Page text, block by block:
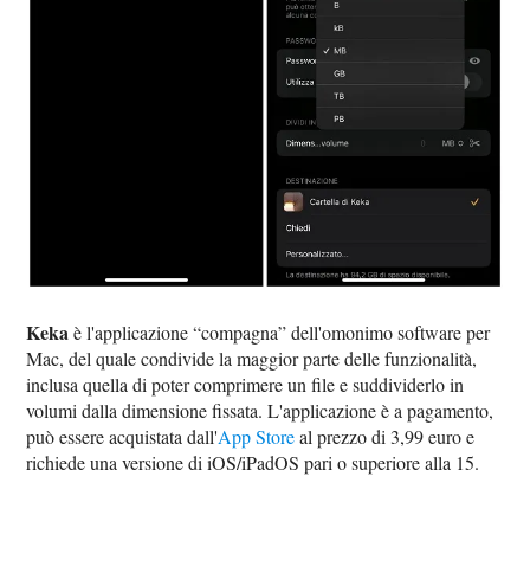
Kekaè l'applicazione “compagna” dell'omonimo software per
Mac, del quale condivide la maggior parte delle funzionalità,
inclusa quella di poter comprimere un file e suddividerlo in
volumi dalla dimensione fissata. L'applicazione è a pagamento,
può essere acquistata dall'App Storeal prezzo di 3,99 euro e
richiede una versione di iOS/iPadOS pari o superiore alla 15.